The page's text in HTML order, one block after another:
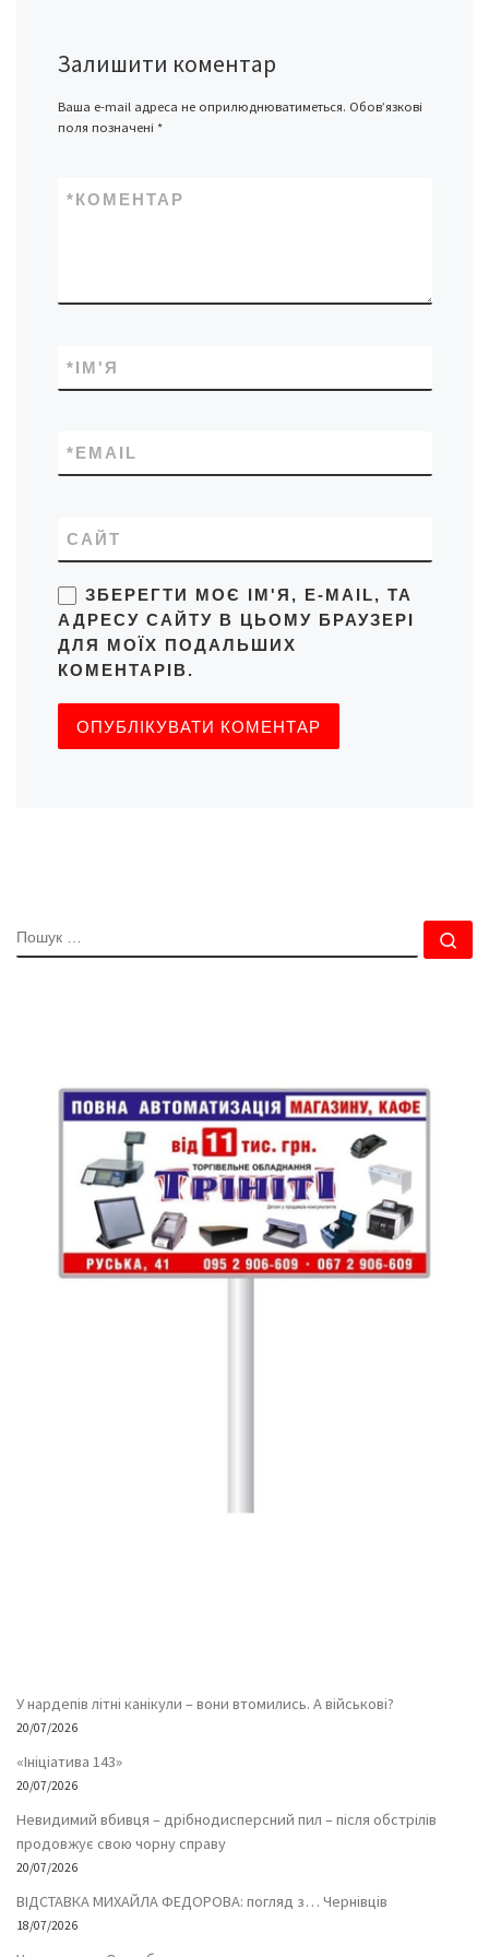
Залишити коментар
Ваша e-mail адреса не оприлюднюватиметься. Обов’язкові
поля позначені *
КОМЕНТАР
*
ІМ'Я
*
EMAIL
*
САЙТ
ЗБЕРЕГТИ МОЄ ІМ'Я, E-MAIL, ТА
АДРЕСУ САЙТУ В ЦЬОМУ БРАУЗЕРІ
ДЛЯ МОЇХ ПОДАЛЬШИХ
КОМЕНТАРІВ.
ПОШУК
У нардепів літні канікули – вони втомились. А військові?
20/07/2026
«Ініціатива 143»
20/07/2026
Невидимий вбивця – дрібнодисперсний пил – після обстрілів
продовжує свою чорну справу
20/07/2026
ВІДСТАВКА МИХАЙЛА ФЕДОРОВА: погляд з… Чернівців
18/07/2026